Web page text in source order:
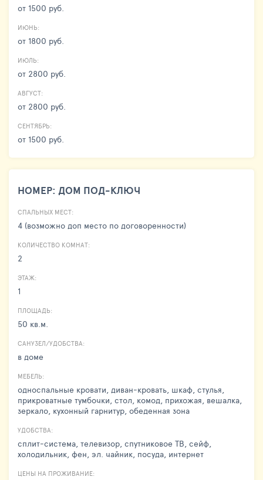
от 1500 руб.
ИЮНЬ:
от 1800 руб.
ИЮЛЬ:
от 2800 руб.
АВГУСТ:
от 2800 руб.
СЕНТЯБРЬ:
от 1500 руб.
НОМЕР: ДОМ ПОД-КЛЮЧ
СПАЛЬНЫХ МЕСТ:
4 (возможно доп место по договоренности)
КОЛИЧЕСТВО КОМНАТ:
2
ЭТАЖ:
1
ПЛОЩАДЬ:
50 кв.м.
САНУЗЕЛ/УДОБСТВА:
в доме
МЕБЕЛЬ:
односпальные кровати, диван-кровать, шкаф, стулья,
прикроватные тумбочки, стол, комод, прихожая, вешалка,
зеркало, кухонный гарнитур, обеденная зона
УДОБСТВА:
сплит-система, телевизор, спутниковое ТВ, сейф,
холодильник, фен, эл. чайник, посуда, интернет
ЦЕНЫ НА ПРОЖИВАНИЕ: